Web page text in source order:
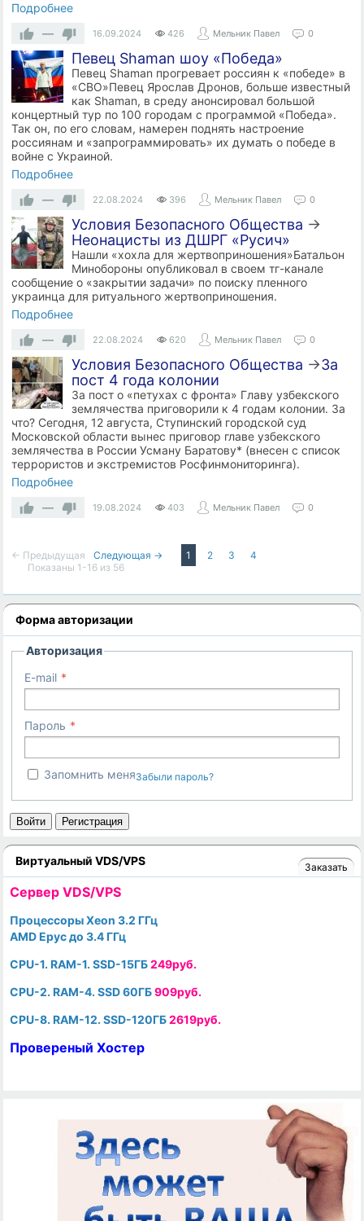
Подробнее
—
16.09.2024 426 Мельник Павел 0
Певец Shaman шоу «Победа»
Певец Shaman прогревает россиян к «победе» в
«СВО»Певец Ярослав Дронов, больше известный
как Shaman, в среду анонсировал большой
концертный тур по 100 городам с программой «Победа».
Так он, по его словам, намерен поднять настроение
россиянам и «запрограммировать» их думать о победе в
войне с Украиной.
Подробнее
—
22.08.2024 396 Мельник Павел 0
Условия Безопасного Общества →
Неонацисты из ДШРГ «Русич»
Нашли «хохла для жертвоприношения»Батальон
Минобороны опубликовал в своем тг-канале
сообщение о «закрытии задачи» по поиску пленного
украинца для ритуального жертвоприношения.
Подробнее
—
22.08.2024 620 Мельник Павел 0
Условия Безопасного Общества →​За
пост 4 года колонии
За пост о «петухах с фронта» Главу узбекского
землячества приговорили к 4 годам колонии. За
что? Сегодня, 12 августа, Ступинский городской суд
Московской области вынес приговор главе узбекского
землячества в России Усману Баратову* (внесен с список
террористов и экстремистов Росфинмониторинга).
Подробнее
—
19.08.2024 403 Мельник Павел 0
← Предыдущая Следующая → 1 2 3
4
Показаны 1-16 из 56
Форма авторизации
Авторизация
E-mail
Пароль
Запомнить меняЗабыли пароль?
Войти Регистрация
Виртуальный VDS/VPS Заказать
Cервер VDS/VPS
Процессоры Xeon 3.2 ГГц
AMD Epyc до 3.4 ГГц
CPU-1. RAM-1. SSD-15ГБ249руб.
CPU-2. RAM-4. SSD 60ГБ909руб.
CPU-8. RAM-12. SSD-120ГБ2619руб.
Провереный Хостер